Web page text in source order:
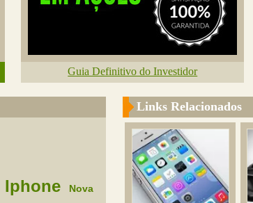
Guia Definitivo do Investidor
Iphone Nova
Links Relacionados